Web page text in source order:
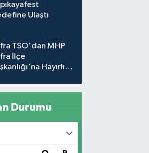
Ulaştı
TSO'dan MHP
İlçe
Hayırlı
Durumu